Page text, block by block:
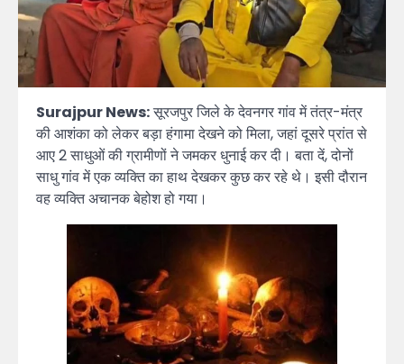
Surajpur News:सूरजपुर जिले के देवनगर गांव में तंत्र-मंत्र
की आशंका को लेकर बड़ा हंगामा देखने को मिला, जहां दूसरे प्रांत से
आए 2 साधुओं की ग्रामीणों ने जमकर धुनाई कर दी। बता दें, दोनों
साधु गांव में एक व्यक्ति का हाथ देखकर कुछ कर रहे थे। इसी दौरान
वह व्यक्ति अचानक बेहोश हो गया।